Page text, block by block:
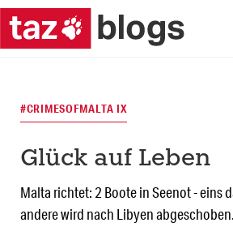
#CRIMESOFMALTA IX
Glück auf Leben
Malta richtet: 2 Boote in Seenot - eins
andere wird nach Libyen abgeschoben.